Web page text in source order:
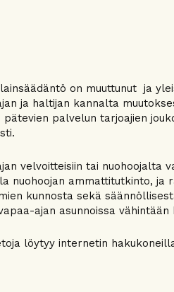
on muuttunut ja
ja haltijan kannalta
pätevien palvelun tarjoajien
velvoitteisiin tai nuohoojalta
nuohoojan ammattitutkinto,
kunnosta sekä
ajan asunnoissa
löytyy internetin